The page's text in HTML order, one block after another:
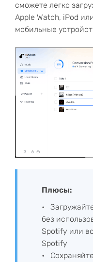
сможете легко
Apple Watch, iPod
мобильные
Плюсы:
без
Spotify или
Spotify